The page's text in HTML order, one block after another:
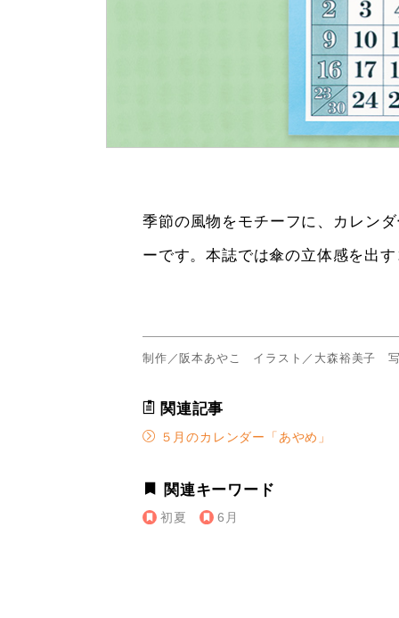
季節の風物をモチーフに、カレン
ーです。本誌では傘の立体感を出
制作／阪本あやこ イラスト／大森裕美子
関連記事
５月のカレンダー「あやめ」
関連キーワード
初夏 6月